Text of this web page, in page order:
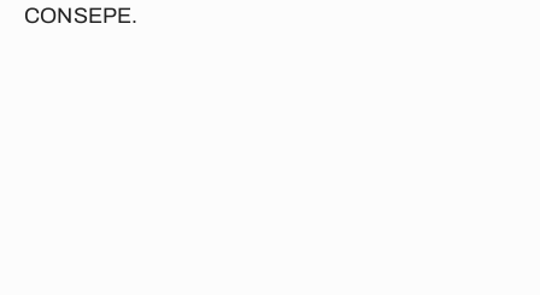
CONSEPE.